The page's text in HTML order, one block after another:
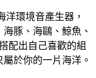
洋環境音產生器，
豚、海鷗、鯨魚、
配出自己喜歡的組
於你的一片海洋。